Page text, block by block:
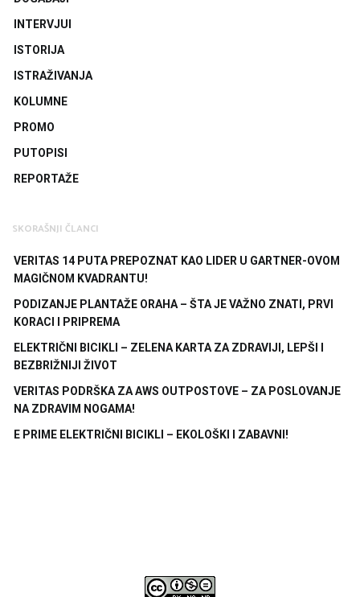
INTERVJUI
ISTORIJA
ISTRAŽIVANJA
KOLUMNE
PROMO
PUTOPISI
REPORTAŽE
SKORAŠNJI ČLANCI
VERITAS 14 PUTA PREPOZNAT KAO LIDER U GARTNER-OVOM
MAGIČNOM KVADRANTU!
PODIZANJE PLANTAŽE ORAHA – ŠTA JE VAŽNO ZNATI, PRVI
KORACI I PRIPREMA
ELEKTRIČNI BICIKLI – ZELENA KARTA ZA ZDRAVIJI, LEPŠI I
BEZBRIŽNIJI ŽIVOT
VERITAS PODRŠKA ZA AWS OUTPOSTOVE – ZA POSLOVANJE
NA ZDRAVIM NOGAMA!
E PRIME ELEKTRIČNI BICIKLI – EKOLOŠKI I ZABAVNI!